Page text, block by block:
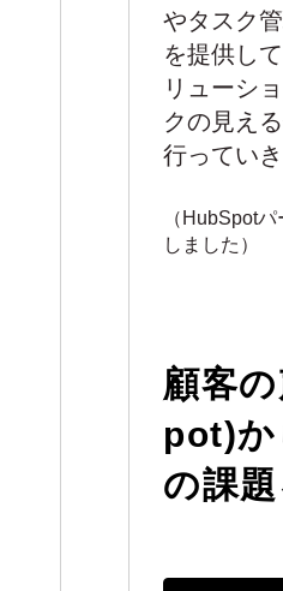
やタスク
を提供し
リューシ
クの見え
行っていき
（HubSpot
しました）
顧客
pot)か
の課